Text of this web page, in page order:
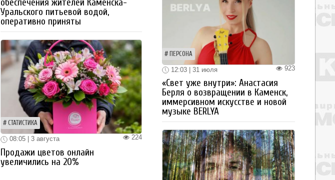
обеспечения жителей Каменска-
Уральского питьевой водой,
оперативно приняты
СТАТИСТИКА
224
08:05 | 3 августа
Продажи цветов онлайн
увеличились на 20%
ПЕРСОНА
923
12:03 | 31 июля
«Свет уже внутри»: Анастасия
Берля о возвращении в Каменск,
иммерсивном искусстве и новой
музыке BERLYA